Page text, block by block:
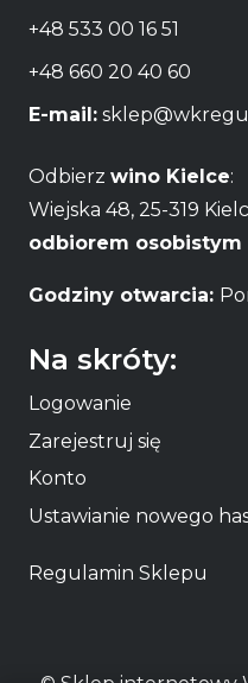
+48 533 00 16 51
+48 660 20 40 60
E-mail:
Odbierz wino Kielce:
Wiejska 48, 25-319
odbiorem osobistym
Godziny otwarcia:
Na skróty:
Logowanie
Zarejestruj się
Konto
Ustawianie nowego
Regulamin Sklepu